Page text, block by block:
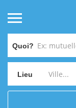
Quoi?
Lieu